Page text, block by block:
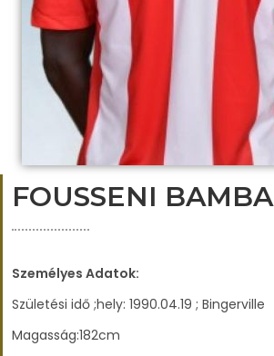
FOUSSENI BAMBA
Személyes Adatok:
Születési idő ;hely: 1990.04.19 ; Bingerville
Magasság:182cm